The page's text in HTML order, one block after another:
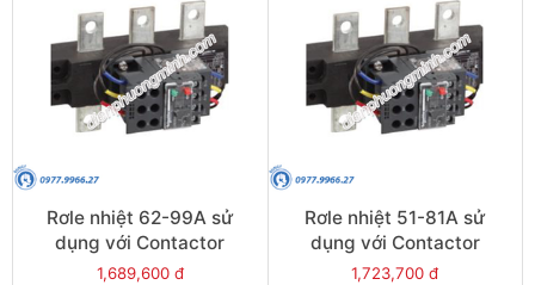
Rơle nhiệt 62-99A sử
dụng với Contactor
LC1E120-E160 - Model
1,689,600 đ
Rơle nhiệt 51-81A sử
dụng với Contactor
LC1E120-E160 - Model
1,723,700 đ